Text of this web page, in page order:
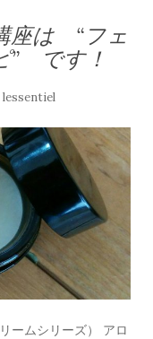
座は “フェ
” です！
lessentiel
ームシリーズ） アロ